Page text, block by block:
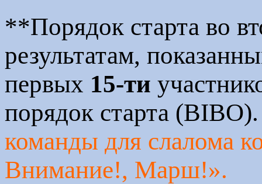
**Порядок старта во
результатам,
первых 15-ти
порядок старта
команды для слалома
Внимание!, Марш!».